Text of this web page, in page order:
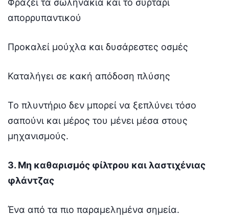
Φράζει τα σωληνάκια και το συρτάρι
απορρυπαντικού
Προκαλεί μούχλα και δυσάρεστες οσμές
Καταλήγει σε κακή απόδοση πλύσης
Το πλυντήριο δεν μπορεί να ξεπλύνει τόσο
σαπούνι και μέρος του μένει μέσα στους
μηχανισμούς.
3. Μη καθαρισμός φίλτρου και λαστιχένιας
φλάντζας
Ένα από τα πιο παραμελημένα σημεία.